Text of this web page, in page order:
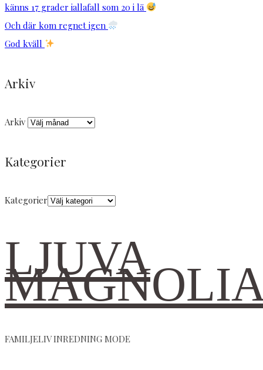
känns 17 grader iallafall som 20 i lä
Och där kom regnet igen
God kväll
Arkiv
Arkiv
Kategorier
Kategorier
LJUVA
FAMILJELIV INREDNING MODE